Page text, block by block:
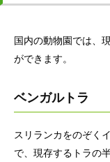
国内の動物園では、
ができます。
ベンガルトラ
スリランカをのぞく
で、現存するトラの